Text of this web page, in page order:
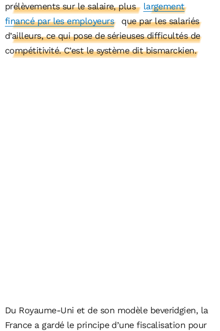
prélèvements sur le salaire, plus largement
financé par les employeurs
que par les salariés
d’ailleurs, ce qui pose de sérieuses difficultés de
compétitivité. C’est le système dit bismarckien.
Du Royaume-Uni et de son modèle beveridgien, la
France a gardé le principe d’une fiscalisation pour